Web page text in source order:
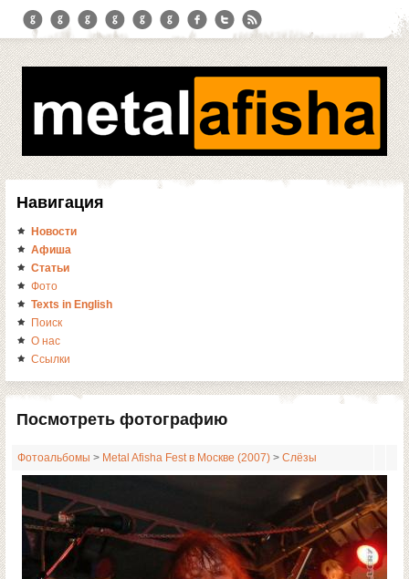
Навигация
Новости
Афиша
Статьи
Фото
Texts in English
Поиск
О нас
Ссылки
Посмотреть фотографию
Фотоальбомы > Metal Afisha Fest в Москве (2007) > Слёзы